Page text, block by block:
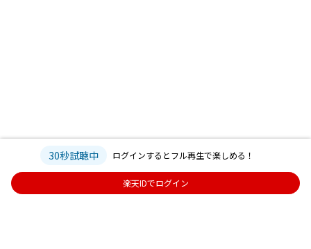
30秒試聴中 ログインするとフル再生で楽しめる！
楽天IDでログイン